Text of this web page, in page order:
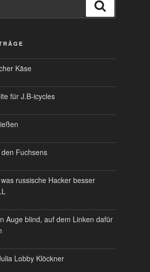
Käse
für J.B-icycles
Fuchsens
russische Hacker besser
Auge blind, auf dem Linken dafür
Lobby Klöckner